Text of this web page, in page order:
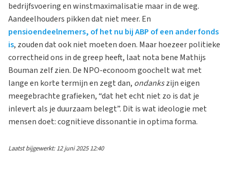
bedrijfsvoering en winstmaximalisatie maar in de weg.
Aandeelhouders pikken dat niet meer. En
pensioendeelnemers, of het nu bij ABP of een ander fonds
is, zouden dat ook niet moeten doen. Maar hoezeer politieke
correctheid ons in de greep heeft, laat nota bene Mathijs
Bouman zelf zien. De NPO-econoom goochelt wat met
lange en korte termijn en zegt dan, ondankszijn eigen
meegebrachte grafieken, “dat het echt niet zo is dat je
inlevert als je duurzaam belegt”. Dit is wat ideologie met
mensen doet: cognitieve dissonantie in optima forma.
Laatst bijgewerkt: 12 juni 2025 12:40